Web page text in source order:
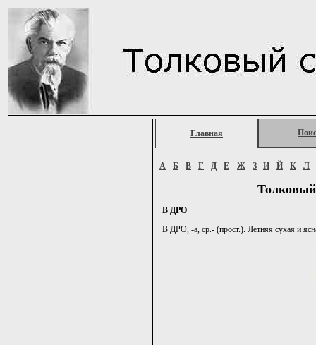
Главная
А Б В Г Д Е Ж З И Й К Л
В ДРО
В ДРО, -а, ср.- (прост.). Летняя сухая и